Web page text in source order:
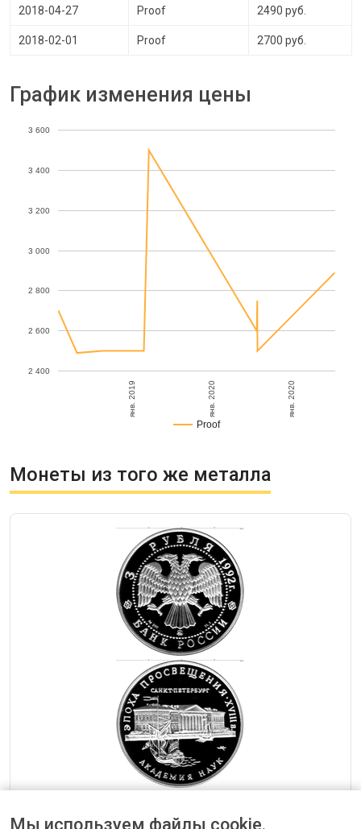
2018-04-27 Proof 2490 руб.
2018-02-01 Proof 2700 руб.
График изменения цены
Proof
янв. 2019 янв. 2020 янв. 2020
2 400
2 600
2 800
3 000
3 200
3 400
3 600
Монеты из того же металла
Мы используем файлы cookie.